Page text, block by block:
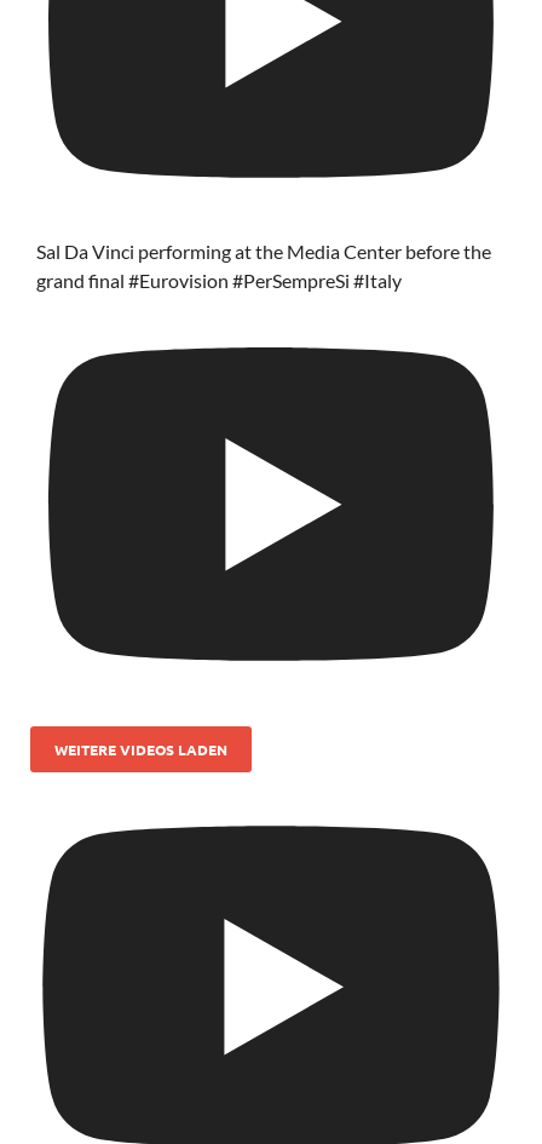
Sal Da Vinci performing at the Media Center before the
grand final #Eurovision #PerSempreSi #Italy
WEITERE VIDEOS LADEN